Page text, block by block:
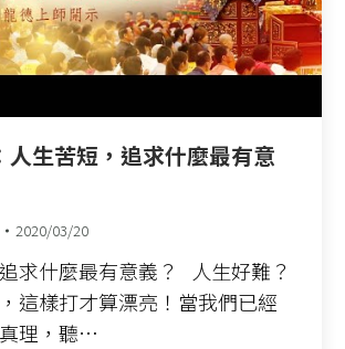
人生苦短，追求什麼最有意
2020/03/20
求什麼最有意義？ 人生好難？
這樣打才算漂亮！當我們已經
理，聽…